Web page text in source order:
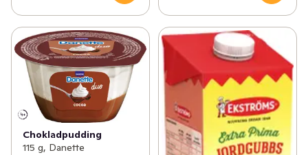
Chokladpudding
115 g, Danette